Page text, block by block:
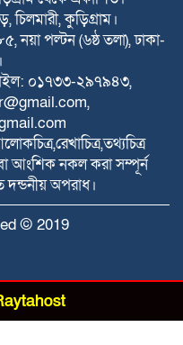
হলেন কাজী জেসিন
অভয়ারণ্য ঘোষণা, হাড়ি-
করলেন ইউএনও
গনঅভ্যুত্থান দিবসে জুলাই
পরিবারবর্গকে সংবর্ধনা
ইয়াবা টেবলেটসহ
বিনাশ্রম কারাদণ্ড ও ২০০০
কুড়িগ্রাম।
নয়া পল্টন (৬ষ্ঠ তলা), ঢাকা-
০১৭৩৩-২৯৭৯৪৩,
,
আংশিক নকল করা সম্পূর্ন
অপরাধ।
© 2019